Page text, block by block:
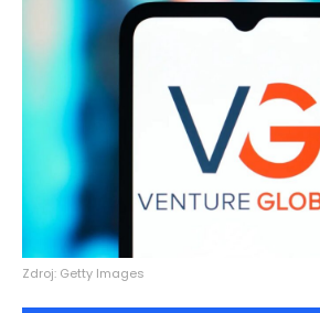
Zdroj: Getty Images